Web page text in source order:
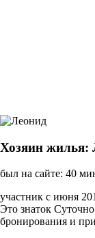
Хозяин жилья:
был на сайте: 40
участник с июня
Это знаток
бронирования и